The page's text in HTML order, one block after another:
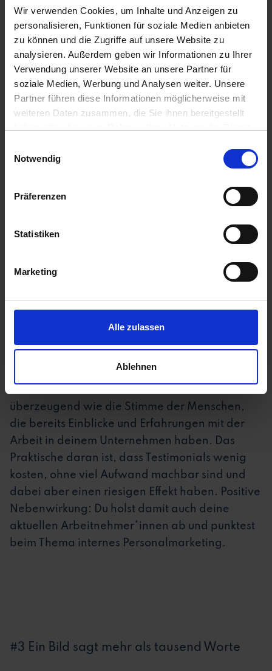
Wir verwenden Cookies, um Inhalte und Anzeigen zu
personalisieren, Funktionen für soziale Medien anbieten
zu können und die Zugriffe auf unsere Website zu
analysieren. Außerdem geben wir Informationen zu Ihrer
Verwendung unserer Website an unsere Partner für
soziale Medien, Werbung und Analysen weiter. Unsere
Partner führen diese Informationen möglicherweise mit
weiteren Daten zusammen, die Sie ihnen bereitgestellt
Notwendig
Präferenzen
Statistiken
Marketing
Alle zulassen
Ablehnen
Vorteil dieser Art von Werbung ist, dass du noch
einmal ganz andere Möglichkeiten hast, um die
richtigen Talente zu erreichen.
abgelaufen! Im Gegenteil: die individuelle
Talente von dir zu überzeugen. Wer keine
anbieten kann, fällt als Arbeitgeber für viele
inzwischen nicht mehr, nur Stellenanzeigen zu
allem für Testimonials von Mitarbeitenden
überzeugend wie die Stimme der Menschen,
die bereits Einblicke und Erfahrungen mit der
Arbeit in deinem Unternehmen haben. Das
Praktische daran ist, dass Testimonials wenig
kosten, ohne viel Aufwand machbar sind und
dabei aber einen riesigen Effekt haben. Positive
Nebenwirkung: Du holst damit auch deine
aktuellen Arbeitnehmer*innen ab und punktest
beim Thema internes Personalmarketing.
#3 Ein Bild sagt mehr als tausend Worte